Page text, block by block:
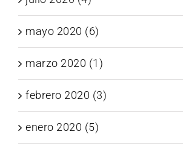
mayo 2020 (6)
marzo 2020 (1)
febrero 2020 (3)
enero 2020 (5)